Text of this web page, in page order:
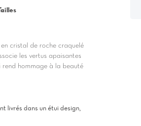
cristal de roche craquelé
les vertus apaisantes
hommage à la beauté
livrés dans un étui design,